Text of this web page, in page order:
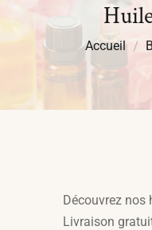
Accueil
Découvrez nos
Livraison